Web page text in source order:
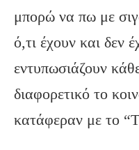
μπορώ να πω με
ό,τι έχουν και δεν
εντυπωσιάζουν
διαφορετικό το
κατάφεραν με το